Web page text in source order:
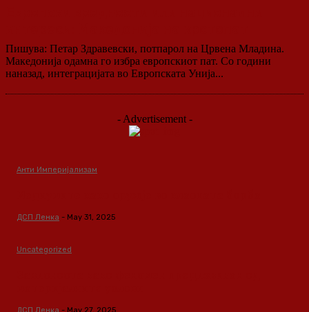
Пишува: Петар Здравевски, потпарол на Црвена Младина.
Македонија одамна го избра европскиот пат. Со години
наназад, интеграцијата во Европската Унија...
- Advertisement -
Анти Империјализам
ДСП Ленка - May 31, 2025
Uncategorized